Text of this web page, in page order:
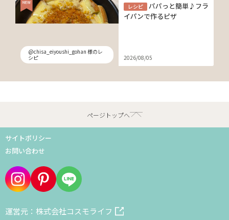
@chisa_eiyoushi_gohan 様のレ
シピ
レシピ
パパっと簡単♪フラ
イパンで作るピザ
2026/08/05
ページトップへ
サイトポリシー
お問い合わせ
運営元：株式会社コスモライフ